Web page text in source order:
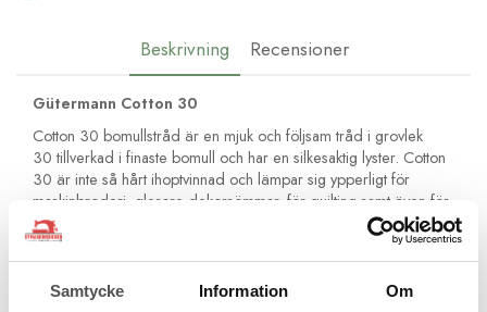
Samtycke Information Om
Beskrivning Recensioner
Gütermann Cotton 30
Cotton 30 bomullstråd är en mjuk och följsam tråd i grovlek
30 tillverkad i finaste bomull och har en silkesaktig lyster. Cotton
30 är inte så hårt ihoptvinnad och lämpar sig ypperligt för
maskinbroderi, glesare dekorsömmar, för quilting samt även för
overlockmaskin och covermaskin som gripartrådar vid
dekorsömnad. T ex. Flatlock och baksidan av coversömmen.
använder du en vanlig sytråd eller en extra tunn sytråd.